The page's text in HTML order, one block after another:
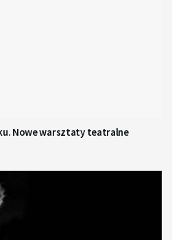
Nowe warsztaty teatralne